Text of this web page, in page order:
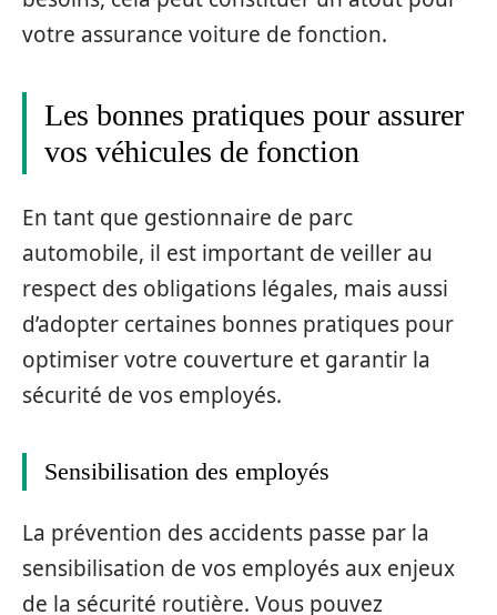
votre assurance voiture de fonction.
Les bonnes pratiques pour assurer
vos véhicules de fonction
En tant que gestionnaire de parc
automobile, il est important de veiller au
respect des obligations légales, mais aussi
d’adopter certaines bonnes pratiques pour
optimiser votre couverture et garantir la
sécurité de vos employés.
Sensibilisation des employés
La prévention des accidents passe par la
sensibilisation de vos employés aux enjeux
de la sécurité routière. Vous pouvez